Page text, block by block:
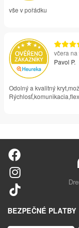
vše v pořádku
včera
Pavol P.
Odolný a kvalitný
BEZPEČNÉ PLATBY